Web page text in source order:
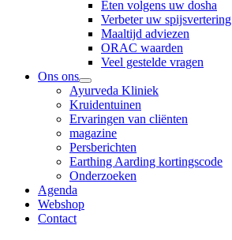
Eten volgens uw dosha
Verbeter uw spijsvertering
Maaltijd adviezen
ORAC waarden
Veel gestelde vragen
Ons ons
Ayurveda Kliniek
Kruidentuinen
Ervaringen van cliënten
magazine
Persberichten
Earthing Aarding kortingscode
Onderzoeken
Agenda
Webshop
Contact